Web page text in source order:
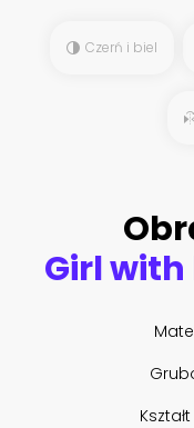
Czerń i biel
Kształt